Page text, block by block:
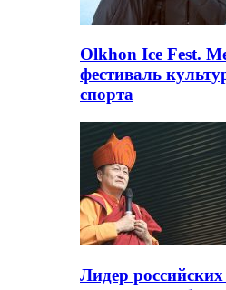
Olkhon Ice Fest.
фестиваль
спорта
Лидер российских